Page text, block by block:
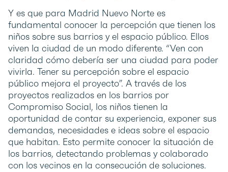
Y es que para Madrid Nuevo Norte es
fundamental conocer la percepción que tienen los
niños sobre sus barrios y el espacio público. Ellos
viven la ciudad de un modo diferente. “Ven con
claridad cómo debería ser una ciudad para poder
vivirla. Tener su percepción sobre el espacio
público mejora el proyecto”. A través de los
proyectos realizados en los barrios por
Compromiso Social, los niños tienen la
oportunidad de contar su experiencia, exponer sus
demandas, necesidades e ideas sobre el espacio
que habitan. Esto permite conocer la situación de
los barrios, detectando problemas y colaborado
con los vecinos en la consecución de soluciones.